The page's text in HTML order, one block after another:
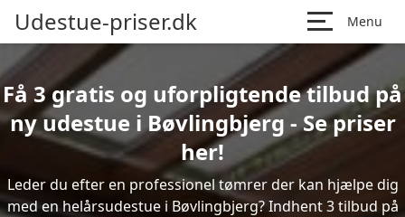
Udestue-priser.dk Menu
Få 3 gratis og uforpligtende tilbud på
ny udestue i Bøvlingbjerg - Se priser
her!
Leder du efter en professionel tømrer der kan hjælpe dig
med en helårsudestue i Bøvlingbjerg? Indhent 3 tilbud på